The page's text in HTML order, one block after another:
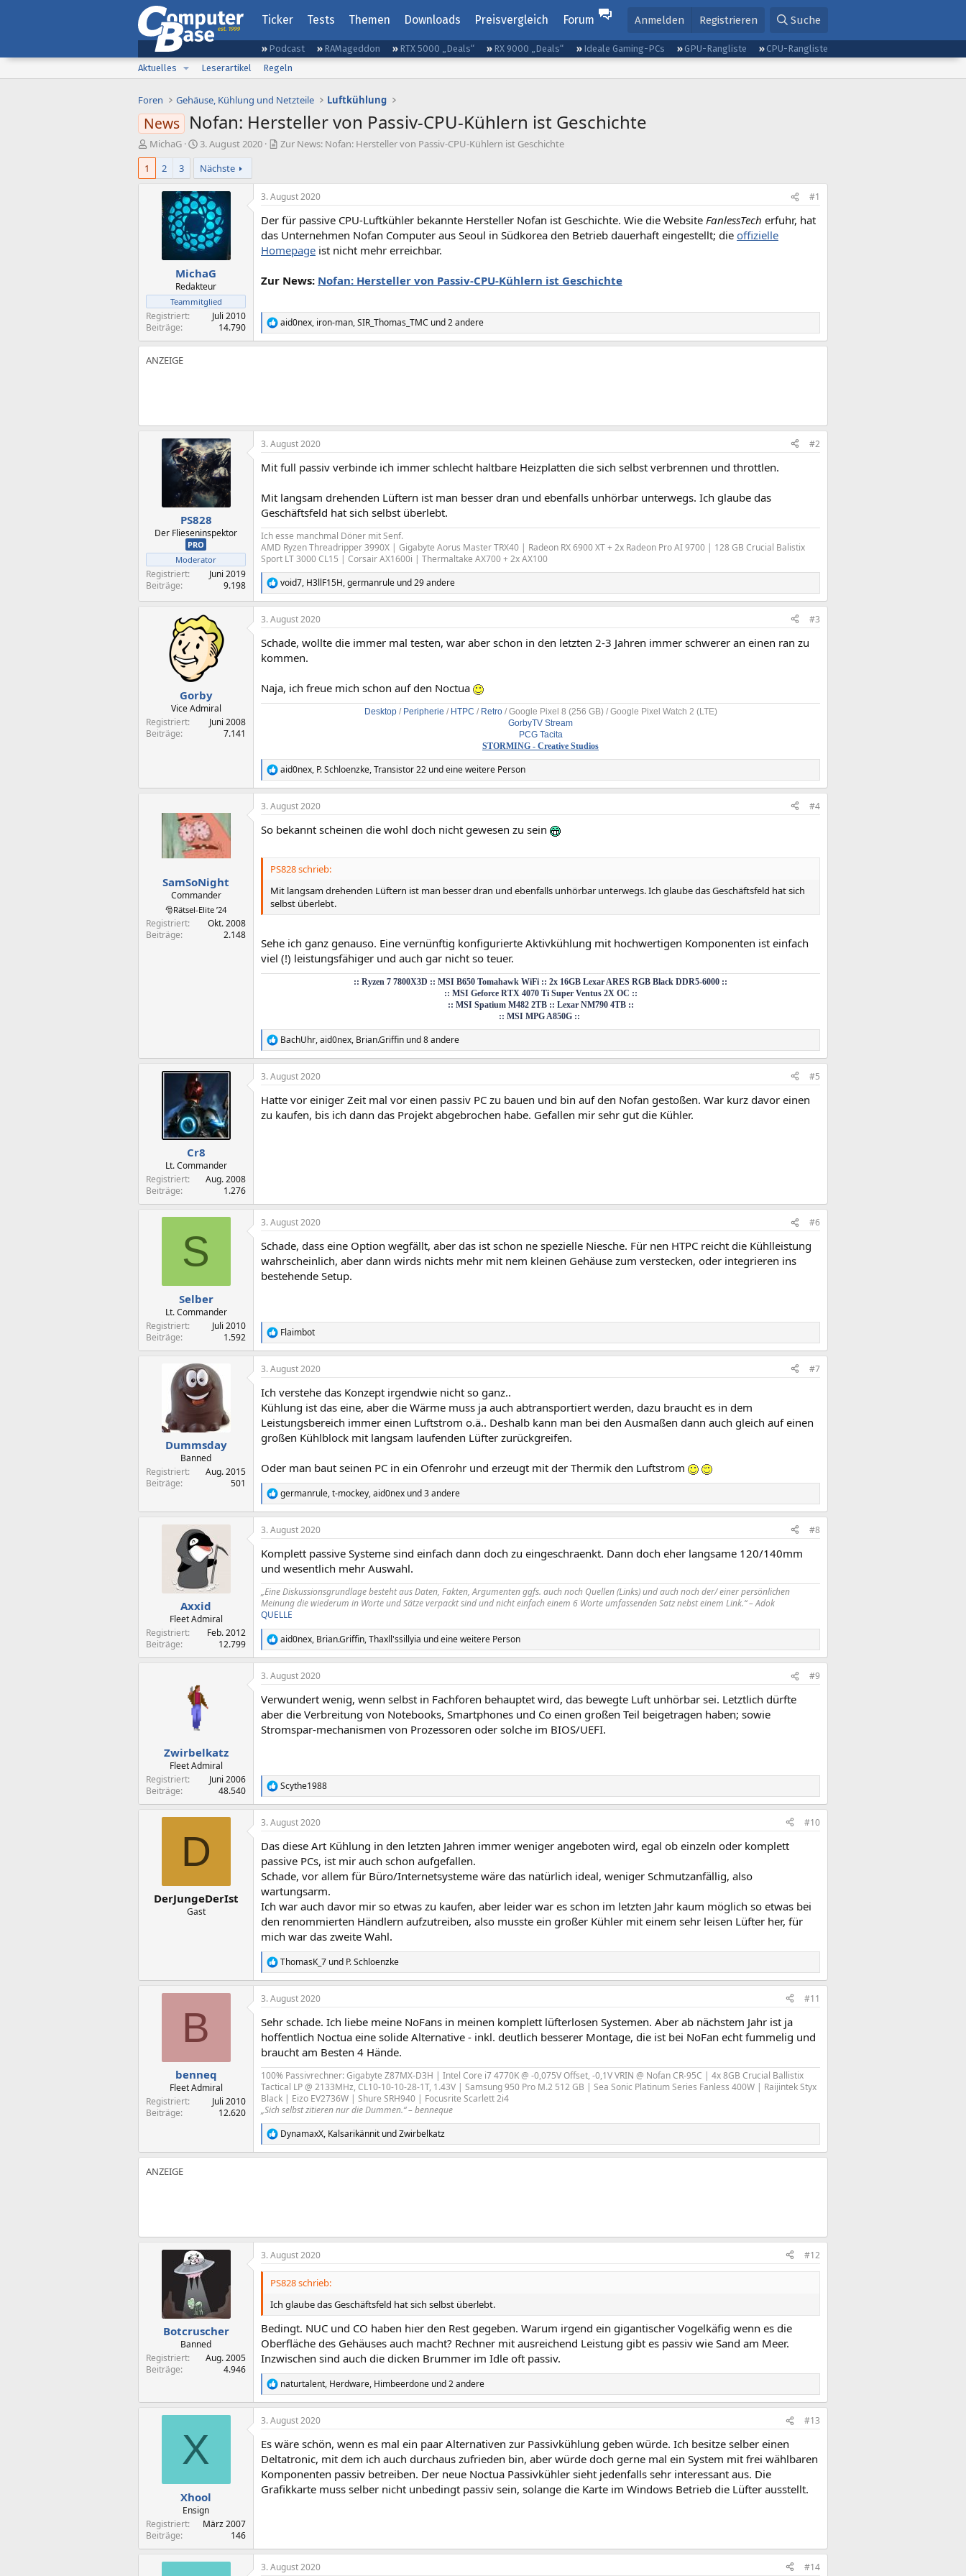
Ticker Tests Themen Downloads Preisvergleich Forum Anmelden Registrieren Suche
Podcast RAMageddon RTX 5000 „Deals“ RX 9000 „Deals“ Ideale Gaming-PCs GPU-Rangliste
CPU-Rangliste
Aktuelles
Leserartikel Regeln
Foren Gehäuse, Kühlung und Netzteile Luftkühlung
News Nofan: Hersteller von Passiv-CPU-Kühlern ist Geschichte
E
r
t
MichaG
E
r
s
t
e
l
l
t
a
m
3. August 2020
Zur News: Nofan: Hersteller von Passiv-CPU-Kühlern ist Geschichte
1
2 3 Nächste
MichaG
Redakteur
Teammitglied
Registriert
Juli 2010
Beiträge
14.790
3. August 2020 #1
Der für passive CPU-Luftkühler bekannte Hersteller Nofan ist Geschichte. Wie die Website FanlessTech erfuhr, hat
das Unternehmen Nofan Computer aus Seoul in Südkorea den Betrieb dauerhaft eingestellt; die offizielle
Homepage ist nicht mehr erreichbar.
Zur News: Nofan: Hersteller von Passiv-CPU-Kühlern ist Geschichte
R
e
a
n
aid0nex, iron-man,SIR_Thomas_TMC und 2 andere
PS828
Der Flieseninspektor
PRO
Moderator
Registriert
Juni 2019
Beiträge
9.198
3. August 2020 #2
Mit full passiv verbinde ich immer schlecht haltbare Heizplatten die sich selbst verbrennen und throttlen.
Mit langsam drehenden Lüftern ist man besser dran und ebenfalls unhörbar unterwegs. Ich glaube das
Geschäftsfeld hat sich selbst überlebt.
Ich esse manchmal Döner mit Senf.
AMD Ryzen Threadripper 3990X | Gigabyte Aorus Master TRX40 | Radeon RX 6900 XT + 2x Radeon Pro AI 9700 | 128 GB Crucial Balistix
Sport LT 3000 CL15 | Corsair AX1600i | Thermaltake AX700 + 2x AX100
R
e
a
k
i
o
n
:
void7, H3llF15H,germanrule und 29 andere
Gorby
Vice Admiral
Registriert
Juni 2008
Beiträge
7.141
3. August 2020 #3
Schade, wollte die immer mal testen, war aber schon in den letzten 2-3 Jahren immer schwerer an einen ran zu
kommen.
Naja, ich freue mich schon auf den Noctua
Desktop/ Peripherie / HTPC / Retro/ Google Pixel 8 (256 GB) / Google Pixel Watch 2 (LTE)
GorbyTV Stream
PCG Tacita
STORMING - Creative Studios
R
e
a
k
i
aid0nex, P. Schloenzke,Transistor 22 und eine weitere Person
SamSoNight
Commander
🎅Rätsel-Elite ’24
Registriert
Okt. 2008
Beiträge
2.148
3. August 2020 #4
So bekannt scheinen die wohl doch nicht gewesen zu sein
PS828 schrieb:
Mit langsam drehenden Lüftern ist man besser dran und ebenfalls unhörbar unterwegs. Ich glaube das Geschäftsfeld hat sich
selbst überlebt.
Sehe ich ganz genauso. Eine vernünftig konfigurierte Aktivkühlung mit hochwertigen Komponenten ist einfach
viel (!) leistungsfähiger und auch gar nicht so teuer.
:: Ryzen 7 7800X3D :: MSI B650 Tomahawk WiFi :: 2x 16GB Lexar ARES RGB Black DDR5-6000 ::
:: MSI Geforce RTX 4070 Ti Super Ventus 2X OC ::
:: MSI Spatium M482 2TB :: Lexar NM790 4TB ::
:: MSI MPG A850G ::
R
e
a
k
i
o
BachUhr,aid0nex, Brian.Griffin und 8 andere
Cr8
Lt. Commander
Registriert
Aug. 2008
Beiträge
1.276
3. August 2020 #5
Hatte vor einiger Zeit mal vor einen passiv PC zu bauen und bin auf den Nofan gestoßen. War kurz davor einen
zu kaufen, bis ich dann das Projekt abgebrochen habe. Gefallen mir sehr gut die Kühler.
S
Selber
Lt. Commander
Registriert
Juli 2010
Beiträge
1.592
3. August 2020 #6
Schade, dass eine Option wegfällt, aber das ist schon ne spezielle Niesche. Für nen HTPC reicht die Kühlleistung
wahrscheinlich, aber dann wirds nichts mehr mit nem kleinen Gehäuse zum verstecken, oder integrieren ins
bestehende Setup.
R
e
a
k
i
o
e
n
Flaimbot
Dummsday
Banned
Registriert
Aug. 2015
Beiträge
501
3. August 2020 #7
Ich verstehe das Konzept irgendwie nicht so ganz..
Kühlung ist das eine, aber die Wärme muss ja auch abtransportiert werden, dazu braucht es in dem
Leistungsbereich immer einen Luftstrom o.ä.. Deshalb kann man bei den Ausmaßen dann auch gleich auf einen
großen Kühlblock mit langsam laufenden Lüfter zurückgreifen.
Oder man baut seinen PC in ein Ofenrohr und erzeugt mit der Thermik den Luftstrom
R
e
a
k
i
o
e
n
:
germanrule,t-mockey,aid0nex und 3 andere
Axxid
Fleet Admiral
Registriert
Feb. 2012
Beiträge
12.799
3. August 2020 #8
Komplett passive Systeme sind einfach dann doch zu eingeschraenkt. Dann doch eher langsame 120/140mm
und wesentlich mehr Auswahl.
„Eine Diskussionsgrundlage besteht aus Daten, Fakten, Argumenten ggfs. auch noch Quellen (Links) und auch noch der/ einer persönlichen
Meinung die wiederum in Worte und Sätze verpackt sind und nicht einfach einem 6 Worte umfassenden Satz nebst einem Link.“ – Adok
QUELLE
R
e
a
k
i
o
n
e
aid0nex, Brian.Griffin,Thaxll'ssillyia und eine weitere Person
Zwirbelkatz
Fleet Admiral
Registriert
Juni 2006
Beiträge
48.540
3. August 2020 #9
Verwundert wenig, wenn selbst in Fachforen behauptet wird, das bewegte Luft unhörbar sei. Letztlich dürfte
aber die Verbreitung von Notebooks, Smartphones und Co einen großen Teil beigetragen haben; sowie
Stromspar-mechanismen von Prozessoren oder solche im BIOS/UEFI.
R
e
a
k
i
o
e
n
:
Scythe1988
D
DerJungeDerIst
Gast
3. August 2020 #10
Das diese Art Kühlung in den letzten Jahren immer weniger angeboten wird, egal ob einzeln oder komplett
passive PCs, ist mir auch schon aufgefallen.
Schade, vor allem für Büro/Internetsysteme wäre das natürlich ideal, weniger Schmutzanfällig, also
wartungsarm.
Ich war auch davor mir so etwas zu kaufen, aber leider war es schon im letzten Jahr kaum möglich so etwas bei
den renommierten Händlern aufzutreiben, also musste ein großer Kühler mit einem sehr leisen Lüfter her, für
mich war das zweite Wahl.
R
e
a
k
i
o
e
n
:
ThomasK_7 und P. Schloenzke
B
benneq
Fleet Admiral
Registriert
Juli 2010
Beiträge
12.620
3. August 2020 #11
Sehr schade. Ich liebe meine NoFans in meinen komplett lüfterlosen Systemen. Aber ab nächstem Jahr ist ja
hoffentlich Noctua eine solide Alternative - inkl. deutlich besserer Montage, die ist bei NoFan echt fummelig und
braucht am Besten 4 Hände.
100% Passivrechner: Gigabyte Z87MX-D3H | Intel Core i7 4770K @ -0,075V Offset, -0,1V VRIN @ Nofan CR-95C | 4x 8GB Crucial Ballistix
Tactical LP @ 2133MHz, CL10-10-10-28-1T, 1.43V | Samsung 950 Pro M.2 512 GB | Sea Sonic Platinum Series Fanless 400W | Raijintek Styx
Black | Eizo EV2736W | Shure SRH940 | Focusrite Scarlett 2i4
„Sich selbst zitieren nur die Dummen.“ – benneque
R
e
a
n
DynamaxX, Kalsarikännit undZwirbelkatz
Botcruscher
Banned
Registriert
Aug. 2005
Beiträge
4.946
3. August 2020 #12
PS828 schrieb:
Ich glaube das Geschäftsfeld hat sich selbst überlebt.
Bedingt. NUC und CO haben hier den Rest gegeben. Warum irgend ein gigantischer Vogelkäfig wenn es die
Oberfläche des Gehäuses auch macht? Rechner mit ausreichend Leistung gibt es passiv wie Sand am Meer.
Inzwischen sind auch die dicken Brummer im Idle oft passiv.
R
e
a
k
i
o
n
e
n
naturtalent, Herdware, Himbeerdone und 2 andere
X
Xhool
Ensign
Registriert
März 2007
Beiträge
146
3. August 2020 #13
Es wäre schön, wenn es mal ein paar Alternativen zur Passivkühlung geben würde. Ich besitze selber einen
Deltatronic, mit dem ich auch durchaus zufrieden bin, aber würde doch gerne mal ein System mit frei wählbaren
Komponenten passiv betreiben. Der neue Noctua Passivkühler sieht jedenfalls sehr interessant aus. Die
Grafikkarte muss selber nicht unbedingt passiv sein, solange die Karte im Windows Betrieb die Lüfter ausstellt.
3. August 2020 #14